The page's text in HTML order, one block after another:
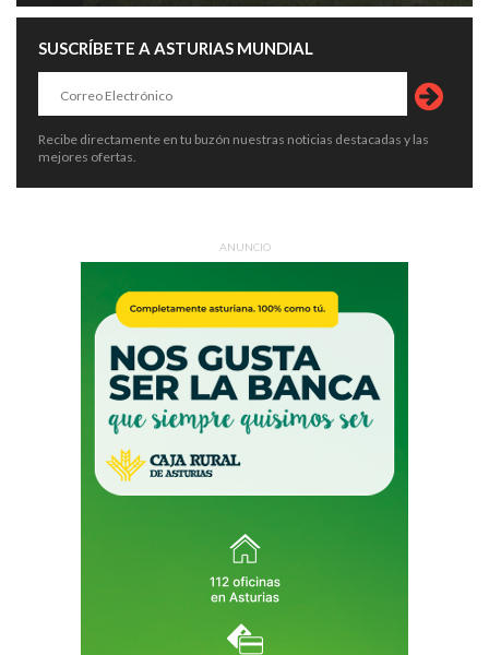
SUSCRÍBETE A ASTURIAS MUNDIAL
Recibe directamente en tu buzón nuestras noticias destacadas y las
mejores ofertas.
ANUNCIO